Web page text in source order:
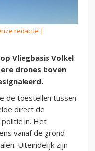
redactie |
Vliegbasis Volkel
drones boven
de toestellen tussen
direct de
politie in. Het
vanaf de grond
Uiteindelijk zijn